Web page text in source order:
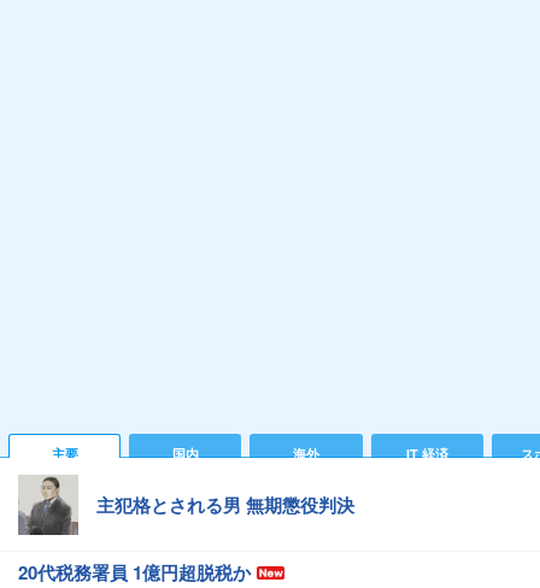
主要 国内 海外 IT 経済 ス
主犯格とされる男 無期懲役判決
20代税務署員 1億円超脱税か